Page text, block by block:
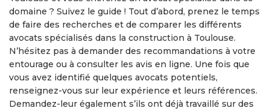
domaine ? Suivez le guide ! Tout d’abord, prenez le temps
de faire des recherches et de comparer les différents
avocats spécialisés dans la construction à Toulouse.
N’hésitez pas à demander des recommandations à votre
entourage ou à consulter les avis en ligne. Une fois que
vous avez identifié quelques avocats potentiels,
renseignez-vous sur leur expérience et leurs références.
Demandez-leur également s’ils ont déjà travaillé sur des